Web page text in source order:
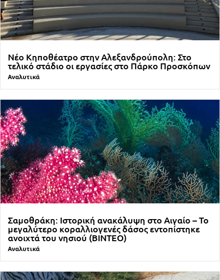
Νέο Κηποθέατρο στην Αλεξανδρούπολη: Στο
τελικό στάδιο οι εργασίες στο Πάρκο Προσκόπων
Αναλυτικά
Σαμοθράκη: Ιστορική ανακάλυψη στο Αιγαίο – Το
μεγαλύτερο κοραλλιογενές δάσος εντοπίστηκε
ανοιχτά του νησιού (ΒΙΝΤΕΟ)
Αναλυτικά